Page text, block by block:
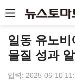
일동 유노
물질 성과
입력: 2025-06-10